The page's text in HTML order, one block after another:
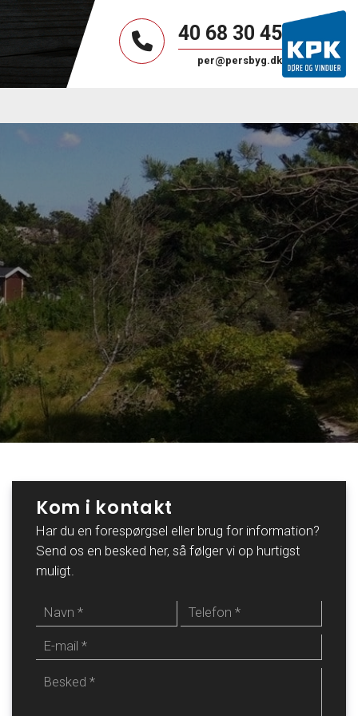
40 68 30 45
per@persbyg.dk
Kom i kontakt
Har du en forespørgsel eller brug for information?
Send os en besked her, så følger vi op hurtigst
muligt.